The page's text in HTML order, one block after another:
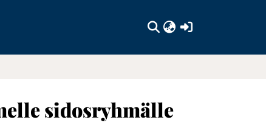
sidosryhmälle